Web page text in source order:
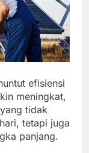
efisiensi
meningkat,
tidak
tetapi juga
panjang.